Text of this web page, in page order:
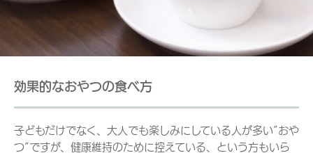
効果的なおやつの食べ方
子どもだけでなく、大人でも楽しみにしている人が多い”おや
つ”ですが、健康維持のために控えている、という方もいら